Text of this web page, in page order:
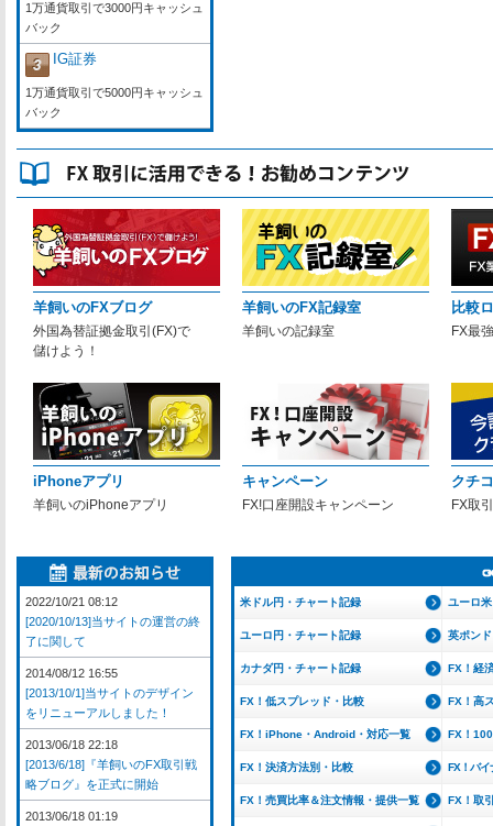
1万通貨取引で3000円キャッシュ
バック
IG証券
1万通貨取引で5000円キャッシュ
バック
羊飼いのFXブログ
外国為替証拠金取引(FX)で
儲けよう！
羊飼いのFX記録室
羊飼いの記録室
比較
FX最
iPhoneアプリ
羊飼いのiPhoneアプリ
キャンペーン
FX!口座開設キャンペーン
クチ
FX取
米ドル円・チャート記録 ユーロ
ユーロ円・チャート記録 英ポン
カナダ円・チャート記録 FX！経
FX！低スプレッド・比較 FX！高
FX！iPhone・Android・対応一覧 FX！
FX！決済方法別・比較 FX！バイ
FX！売買比率＆注文情報・提供一覧 FX！取
2022/10/21 08:12
[2020/10/13]当サイトの運営の終
了に関して
2014/08/12 16:55
[2013/10/1]当サイトのデザイン
をリニューアルしました！
2013/06/18 22:18
[2013/6/18]『羊飼いのFX取引戦
略ブログ』を正式に開始
2013/06/18 01:19